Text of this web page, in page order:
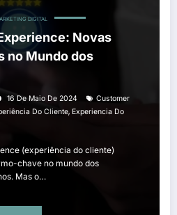
DIGITAL
Novas
no Mundo dos
16 De Maio De 2024
Customer
Do Cliente, Experiencia Do
(experiência do cliente)
chave no mundo dos
Mas o…